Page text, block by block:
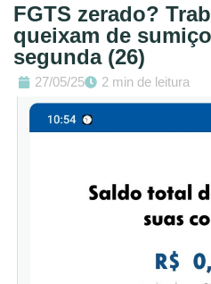
FGTS zerado?
queixam de
segunda (26)
27/05/25 2 min de leitura